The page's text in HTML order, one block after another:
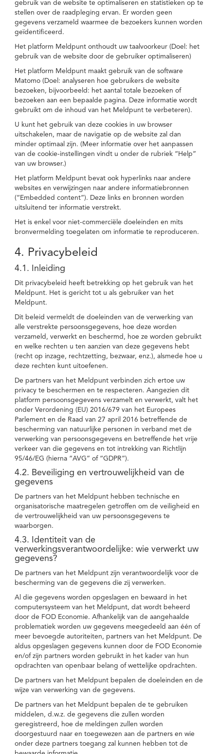
gebruik van de website te optimaliseren en statistieken op te
stellen over de raadpleging ervan. Er worden geen
gegevens verzameld waarmee de bezoekers kunnen worden
geïdentificeerd.
Het platform Meldpunt onthoudt uw taalvoorkeur (Doel: het
gebruik van de website door de gebruiker optimaliseren)
Het platform Meldpunt maakt gebruik van de software
Matomo (Doel: analyseren hoe gebruikers de website
bezoeken, bijvoorbeeld: het aantal totale bezoeken of
bezoeken aan een bepaalde pagina. Deze informatie wordt
gebruikt om de inhoud van het Meldpunt te verbeteren).
U kunt het gebruik van deze cookies in uw browser
uitschakelen, maar de navigatie op de website zal dan
minder optimaal zijn. (Meer informatie over het aanpassen
van de cookie-instellingen vindt u onder de rubriek “Help”
van uw browser.)
Het platform Meldpunt bevat ook hyperlinks naar andere
websites en verwijzingen naar andere informatiebronnen
(“Embedded content”). Deze links en bronnen worden
uitsluitend ter informatie verstrekt.
Het is enkel voor niet-commerciële doeleinden en mits
bronvermelding toegelaten om informatie te reproduceren.
4. Privacybeleid
4.1. Inleiding
Dit privacybeleid heeft betrekking op het gebruik van het
Meldpunt. Het is gericht tot u als gebruiker van het
Meldpunt.
Dit beleid vermeldt de doeleinden van de verwerking van
alle verstrekte persoonsgegevens, hoe deze worden
verzameld, verwerkt en beschermd, hoe ze worden gebruikt
en welke rechten u ten aanzien van deze gegevens hebt
(recht op inzage, rechtzetting, bezwaar, enz.), alsmede hoe u
deze rechten kunt uitoefenen.
De partners van het Meldpunt verbinden zich ertoe uw
privacy te beschermen en te respecteren. Aangezien dit
platform persoonsgegevens verzamelt en verwerkt, valt het
onder Verordening (EU) 2016/679 van het Europees
Parlement en de Raad van 27 april 2016 betreffende de
bescherming van natuurlijke personen in verband met de
verwerking van persoonsgegevens en betreffende het vrije
verkeer van die gegevens en tot intrekking van Richtlijn
95/46/EG (hierna “AVG” of “GDPR”).
4.2. Beveiliging en vertrouwelijkheid van de
gegevens
De partners van het Meldpunt hebben technische en
organisatorische maatregelen getroffen om de veiligheid en
de vertrouwelijkheid van uw persoonsgegevens te
waarborgen.
4.3. Identiteit van de
verwerkingsverantwoordelijke: wie verwerkt uw
gegevens?
De partners van het Meldpunt zijn verantwoordelijk voor de
bescherming van de gegevens die zij verwerken.
Al die gegevens worden opgeslagen en bewaard in het
computersysteem van het Meldpunt, dat wordt beheerd
door de FOD Economie. Afhankelijk van de aangehaalde
problematiek worden uw gegevens meegedeeld aan één of
meer bevoegde autoriteiten, partners van het Meldpunt. De
aldus opgeslagen gegevens kunnen door de FOD Economie
en/of zijn partners worden gebruikt in het kader van hun
opdrachten van openbaar belang of wettelijke opdrachten.
De partners van het Meldpunt bepalen de doeleinden en de
wijze van verwerking van de gegevens.
De partners van het Meldpunt bepalen de te gebruiken
middelen, d.w.z. de gegevens die zullen worden
geregistreerd, hoe de meldingen zullen worden
doorgestuurd naar en toegewezen aan de partners en wie
onder deze partners toegang zal kunnen hebben tot de